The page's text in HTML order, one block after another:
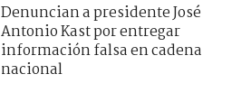
Denuncian a presidente José
Antonio Kast por entregar
información falsa en cadena
nacional